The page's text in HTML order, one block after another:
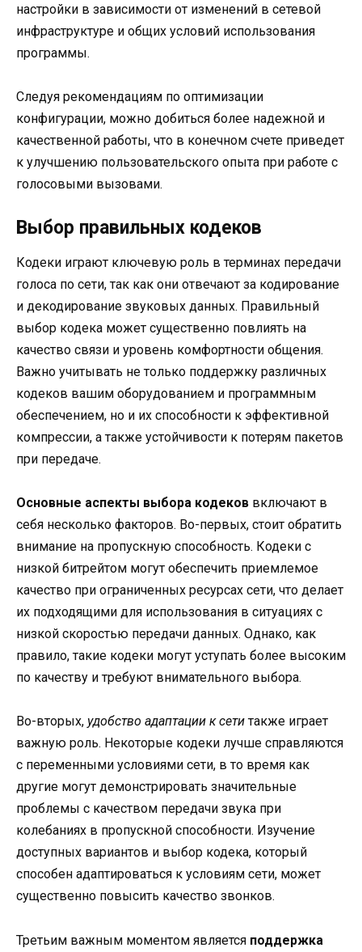
настройки в зависимости от изменений в сетевой
инфраструктуре и общих условий использования
программы.
Следуя рекомендациям по оптимизации
конфигурации, можно добиться более надежной и
качественной работы, что в конечном счете приведет
к улучшению пользовательского опыта при работе с
голосовыми вызовами.
Выбор правильных кодеков
Кодеки играют ключевую роль в терминах передачи
голоса по сети, так как они отвечают за кодирование
и декодирование звуковых данных. Правильный
выбор кодека может существенно повлиять на
качество связи и уровень комфортности общения.
Важно учитывать не только поддержку различных
кодеков вашим оборудованием и программным
обеспечением, но и их способности к эффективной
компрессии, а также устойчивости к потерям пакетов
при передаче.
Основные аспекты выбора кодеков включают в
себя несколько факторов. Во-первых, стоит обратить
внимание на пропускную способность. Кодеки с
низкой битрейтом могут обеспечить приемлемое
качество при ограниченных ресурсах сети, что делает
их подходящими для использования в ситуациях с
низкой скоростью передачи данных. Однако, как
правило, такие кодеки могут уступать более высоким
по качеству и требуют внимательного выбора.
Во-вторых, удобство адаптации к сети также играет
важную роль. Некоторые кодеки лучше справляются
с переменными условиями сети, в то время как
другие могут демонстрировать значительные
проблемы с качеством передачи звука при
колебаниях в пропускной способности. Изучение
доступных вариантов и выбор кодека, который
способен адаптироваться к условиям сети, может
существенно повысить качество звонков.
Третьим важным моментом является поддержка